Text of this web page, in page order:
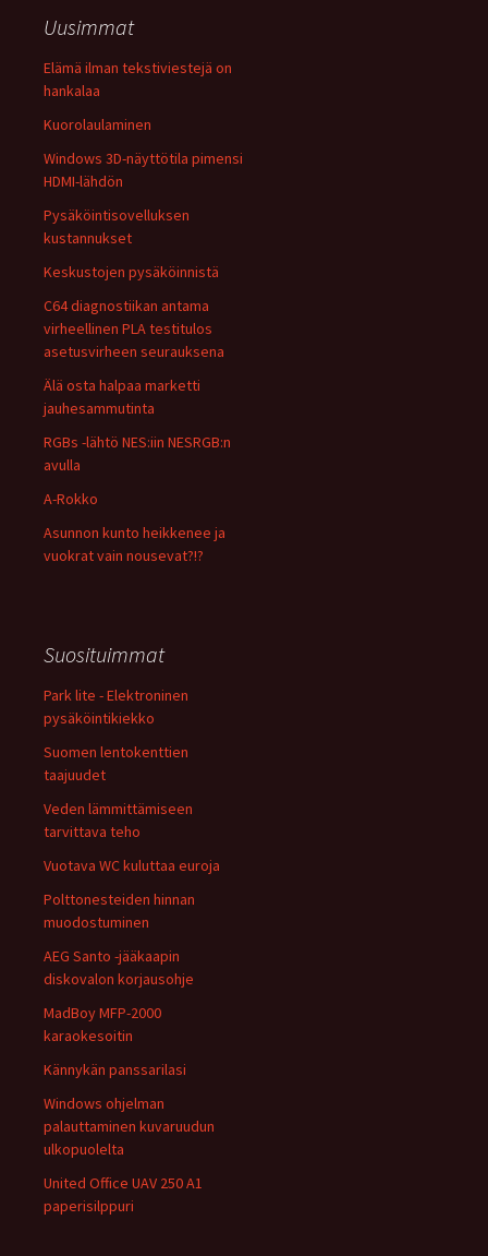
Uusimmat
Elämä ilman tekstiviestejä on
hankalaa
Kuorolaulaminen
Windows 3D-näyttötila pimensi
HDMI-lähdön
Pysäköintisovelluksen
kustannukset
Keskustojen pysäköinnistä
C64 diagnostiikan antama
virheellinen PLA testitulos
asetusvirheen seurauksena
Älä osta halpaa marketti
jauhesammutinta
RGBs -lähtö NES:iin NESRGB:n
avulla
A-Rokko
Asunnon kunto heikkenee ja
vuokrat vain nousevat?!?
Suosituimmat
Park lite - Elektroninen
pysäköintikiekko
Suomen lentokenttien
taajuudet
Veden lämmittämiseen
tarvittava teho
Vuotava WC kuluttaa euroja
Polttonesteiden hinnan
muodostuminen
AEG Santo -jääkaapin
diskovalon korjausohje
MadBoy MFP-2000
karaokesoitin
Kännykän panssarilasi
Windows ohjelman
palauttaminen kuvaruudun
ulkopuolelta
United Office UAV 250 A1
paperisilppuri